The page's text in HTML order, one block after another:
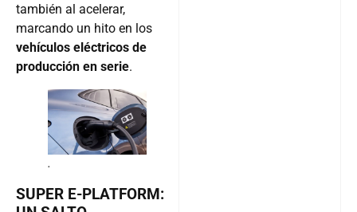
también al acelerar,
marcando un hito en los
vehículos eléctricos de
producción en serie.
.
SUPER E-PLATFORM: